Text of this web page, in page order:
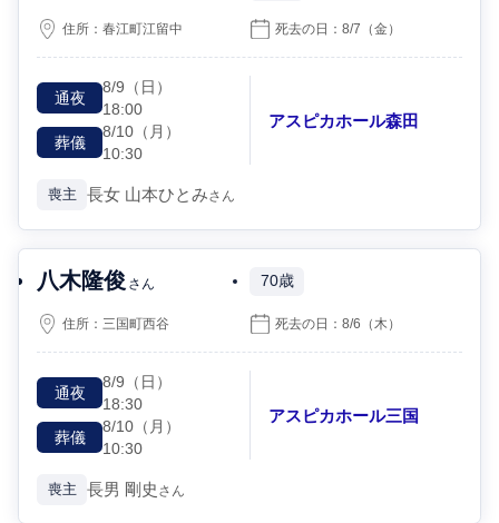
住所：春江町江留中 死去の日：8/7 （金）
通夜
8/9 （日）
18:00
葬儀
8/10 （月）
10:30
アスピカホール森田
喪主 長女 山本ひとみさん
八木隆俊 さん 70歳
住所：三国町西谷 死去の日：8/6 （木）
通夜
8/9 （日）
18:30
葬儀
8/10 （月）
10:30
アスピカホール三国
喪主 長男 剛史 さん